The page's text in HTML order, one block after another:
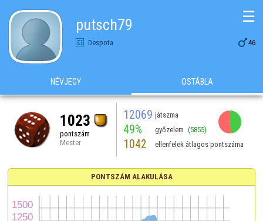
putsch79
Despota 46
☰
NÉVJEGY OSTÁBLA
1023
pontszám
Mester
12069 játszma
49% győzelem (5855)
1042 ellenfelek átlagos pontszáma
PONTSZÁM ALAKULÁSA